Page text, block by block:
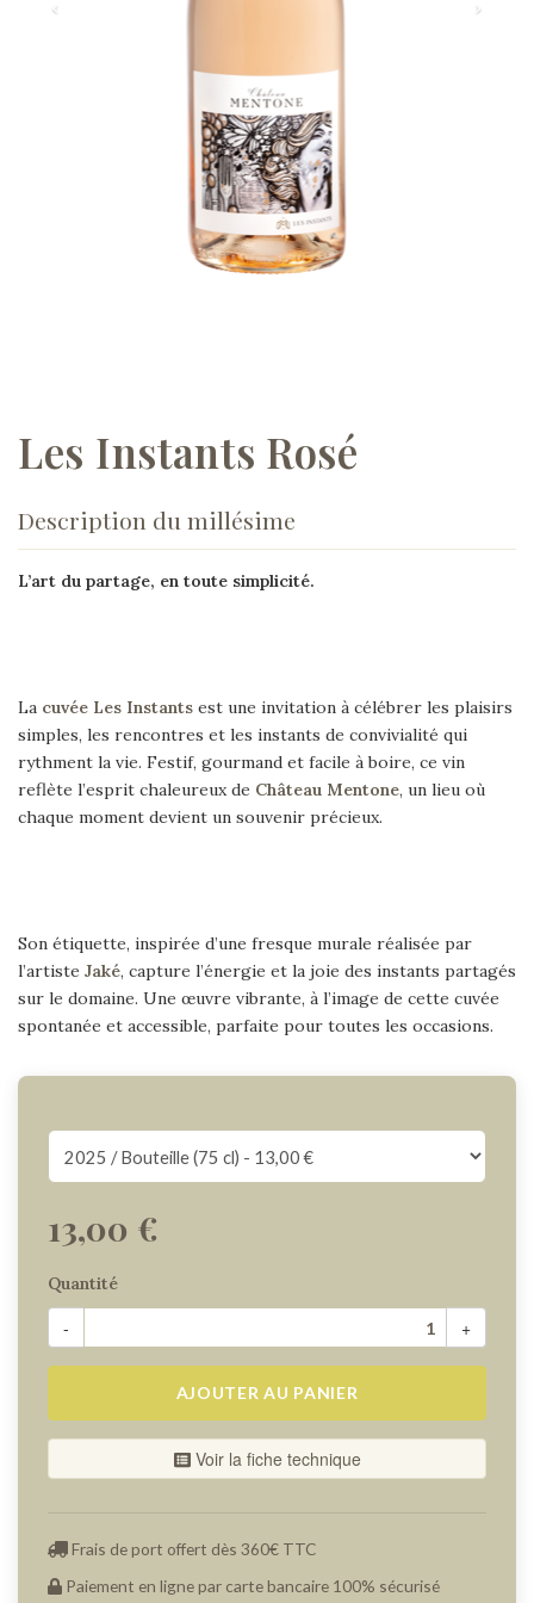
Les Instants Rosé
Description du millésime
L’art du partage, en toute simplicité.
La cuvée Les Instants est une invitation à célébrer les plaisirs
simples, les rencontres et les instants de convivialité qui
rythment la vie. Festif, gourmand et facile à boire, ce vin
reflète l’esprit chaleureux de Château Mentone, un lieu où
chaque moment devient un souvenir précieux.
Son étiquette, inspirée d’une fresque murale réalisée par
l’artiste Jaké, capture l’énergie et la joie des instants partagés
sur le domaine. Une œuvre vibrante, à l’image de cette cuvée
spontanée et accessible, parfaite pour toutes les occasions.
13,00 €
Quantité
- +
AJOUTER AU PANIER
Voir la fiche technique
Frais de port offert dès 360€ TTC
Paiement en ligne par carte bancaire 100% sécurisé